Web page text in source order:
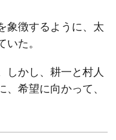
象徴するように、太
た。
しかし、耕一と村人
希望に向かって、